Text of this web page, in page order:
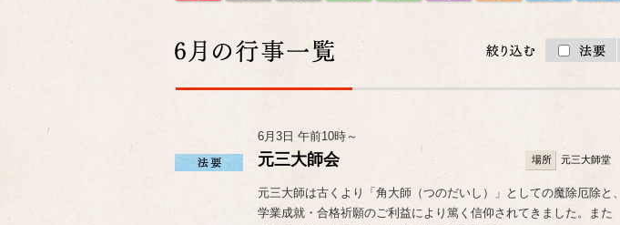
6月3日 午前10時～
元三大師会 場所 元三大師堂
元三大師は古くより「角大師（つのだいし）」としての魔除厄除と、
学業成就・合格祈願のご利益により篤く信仰されてきました。また